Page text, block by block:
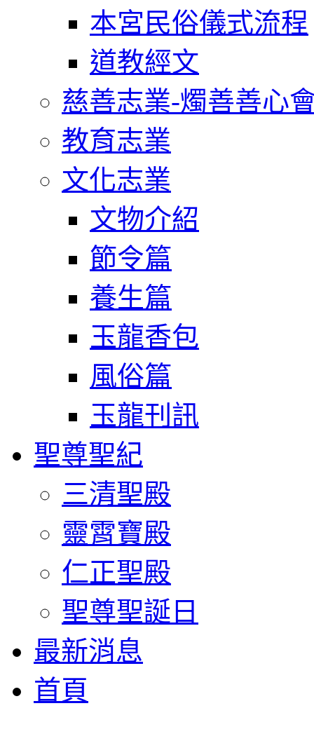
本宮民俗儀式流程
道教經文
慈善志業-燭善善心
教育志業
文化志業
文物介紹
節令篇
養生篇
玉龍香包
風俗篇
玉龍刊訊
聖尊聖紀
三清聖殿
靈霄寶殿
仁正聖殿
聖尊聖誕日
最新消息
首頁